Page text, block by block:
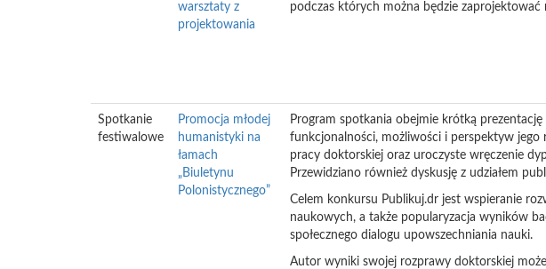
warsztaty z
projektowania
podczas których można będzie
Spotkanie
festiwalowe
Promocja młodej
humanistyki na
łamach
„Biuletynu
Polonistycznego”
Program spotkania obejmie krótką
funkcjonalności, możliwości i perspektyw jego
pracy doktorskiej oraz uroczyste wręczenie
Przewidziano również dyskusję z udziałem
Celem konkursu Publikuj.dr jest wspieranie
naukowych, a także popularyzacja wyników
społecznego dialogu upowszechniania nauki.
Autor wyniki swojej rozprawy doktorskiej